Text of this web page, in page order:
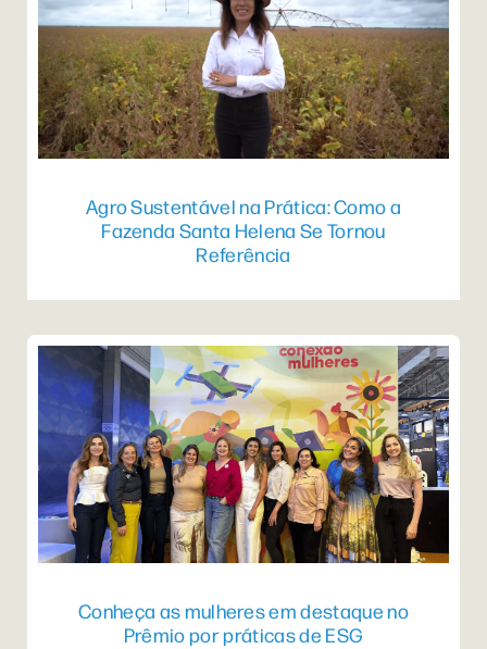
Agro Sustentável na Prática: Como a
Fazenda Santa Helena Se Tornou
Referência
Conheça as mulheres em destaque no
Prêmio por práticas de ESG